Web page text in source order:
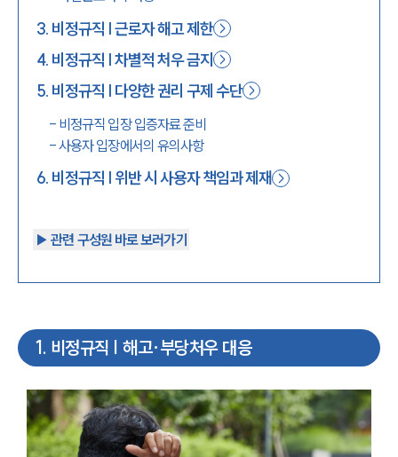
3. 비정규직 | 근로자 해고 제한
4. 비정규직 | 차별적 처우 금지
5. 비정규직 | 다양한 권리 구제 수단
- 비정규직 입장 입증자료 준비
-사용자 입장에서의 유의사항
6. 비정규직 | 위반 시 사용자 책임과 제재
▶︎ 관련 구성원 바로 보러가기
1. 비정규직 | 해고·부당처우 대응